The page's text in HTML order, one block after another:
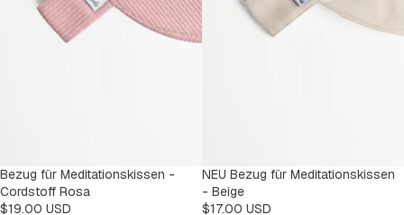
Bezug für Meditationskissen -
Cordstoff Rosa
$19.00 USD
NEU Bezug für Meditationskissen
- Beige
$17.00 USD